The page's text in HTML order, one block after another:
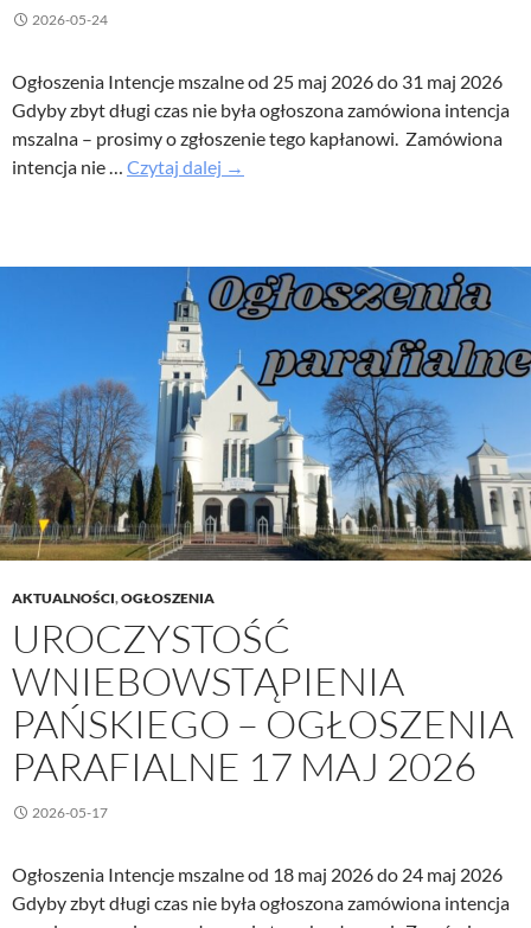
2026-05-24
Ogłoszenia Intencje mszalne od 25 maj 2026 do 31 maj 2026
Gdyby zbyt długi czas nie była ogłoszona zamówiona intencja
mszalna – prosimy o zgłoszenie tego kapłanowi. Zamówiona
intencja nie … Czytaj dalej Uroczystość
–
Ogłoszenia
24
maj
2026
→
AKTUALNOŚCI,OGŁOSZENIA
UROCZYSTOŚĆ
WNIEBOWSTĄPIENIA
PAŃSKIEGO – OGŁOSZENIA
PARAFIALNE 17 MAJ 2026
2026-05-17
Ogłoszenia Intencje mszalne od 18 maj 2026 do 24 maj 2026
Gdyby zbyt długi czas nie była ogłoszona zamówiona intencja